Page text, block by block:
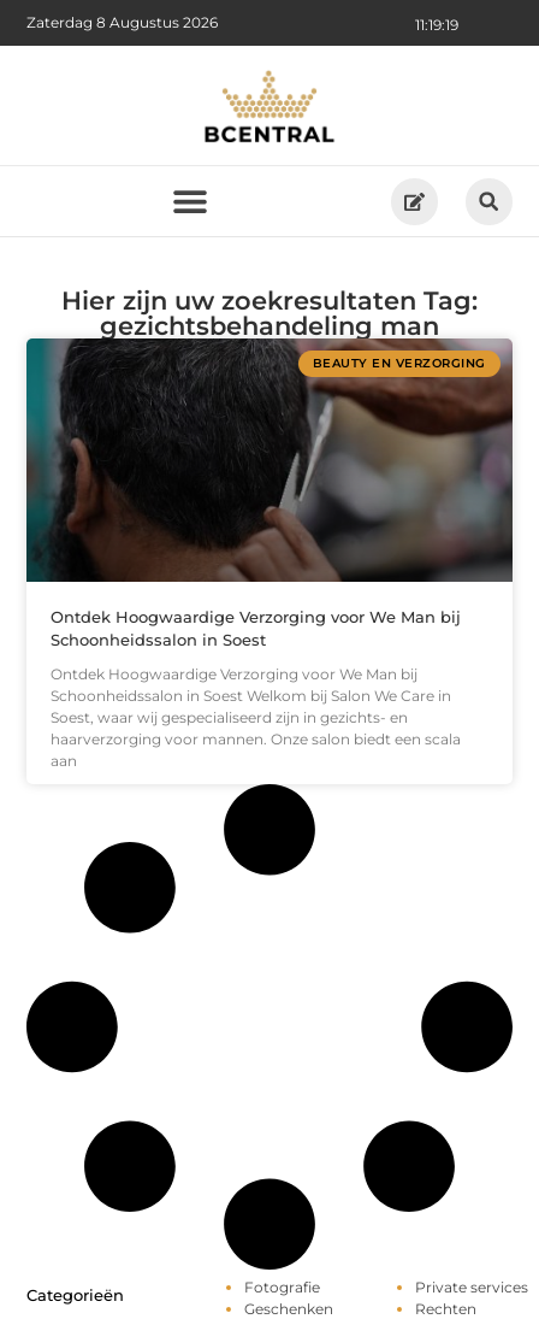
11:19:19
Zaterdag 8 Augustus 2026
Hier zijn uw zoekresultaten Tag:
gezichtsbehandeling man
BEAUTY EN VERZORGING
Ontdek Hoogwaardige Verzorging voor We Man bij
Schoonheidssalon in Soest
Ontdek Hoogwaardige Verzorging voor We Man bij
Schoonheidssalon in Soest Welkom bij Salon We Care in
Soest, waar wij gespecialiseerd zijn in gezichts- en
haarverzorging voor mannen. Onze salon biedt een scala
aan
Categorieën
Fotografie
Geschenken
Private services
Rechten